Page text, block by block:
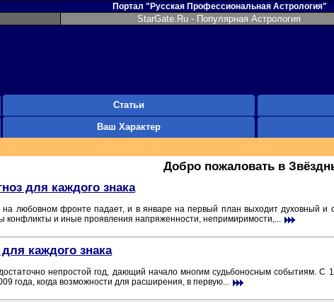
Портал "Русская Профессиональная Астрология"
StarGate.Ru - Популярная Астрология
Статьи
Ваш Характер
Добро пожаловать в
для каждого знака
на любовном фронте падает, и в январе на первый план выходит духовный
конфликты и иные проявления напряженности, непримиримости,...
каждого знака
непростой год, дающий начало многим судьбоносным событиям. С
года, когда возможности для расширения, в первую...